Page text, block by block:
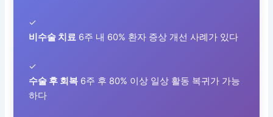
✓
비수술 치료 6주 내 60% 환자 증상 개선 사례가 있다
✓
수술 후 회복 6주 후 80% 이상 일상 활동 복귀가 가능
하다